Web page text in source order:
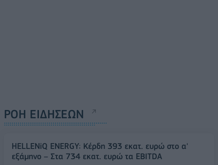
ΡΟΗ ΕΙΔΗΣΕΩΝ
HELLENiQ ENERGY: Κέρδη 393 εκατ. ευρώ στο α'
εξάμηνο – Στα 734 εκατ. ευρώ τα EBITDA